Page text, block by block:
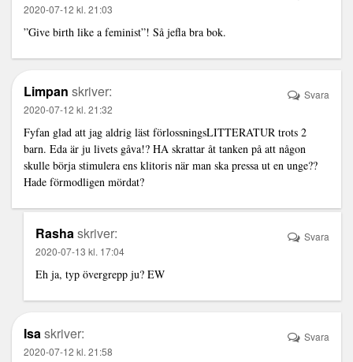
2020-07-12 kl. 21:03
”Give birth like a feminist”! Så jefla bra bok.
Limpan skriver:
2020-07-12 kl. 21:32
Fyfan glad att jag aldrig läst förlossningsLITTERATUR trots 2
barn. Eda är ju livets gåva!? HA skrattar åt tanken på att någon
skulle börja stimulera ens klitoris när man ska pressa ut en unge??
Hade förmodligen mördat?
Svara
Rashaskriver:
2020-07-13 kl. 17:04
Eh ja, typ övergrepp ju? EW
Svara
Isaskriver:
2020-07-12 kl. 21:58
Svara